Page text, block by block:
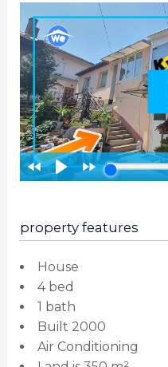
property features
House
4 bed
1 bath
Built 2000
Air Conditioning